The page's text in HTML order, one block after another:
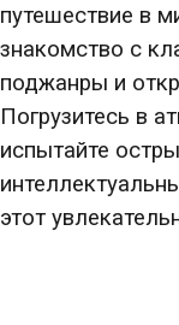
путешествие в
знакомство с
поджанры и
Погрузитесь в
испытайте
этот